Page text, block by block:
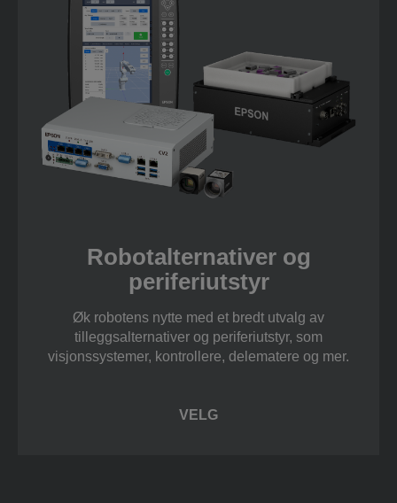
Robotalternativer og
periferiutstyr
Øk robotens nytte med et bredt utvalg av
tilleggsalternativer og periferiutstyr, som
visjonssystemer, kontrollere, delematere og mer.
VELG